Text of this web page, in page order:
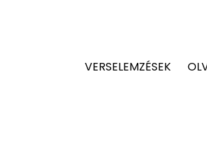
VERSELEMZÉSEK